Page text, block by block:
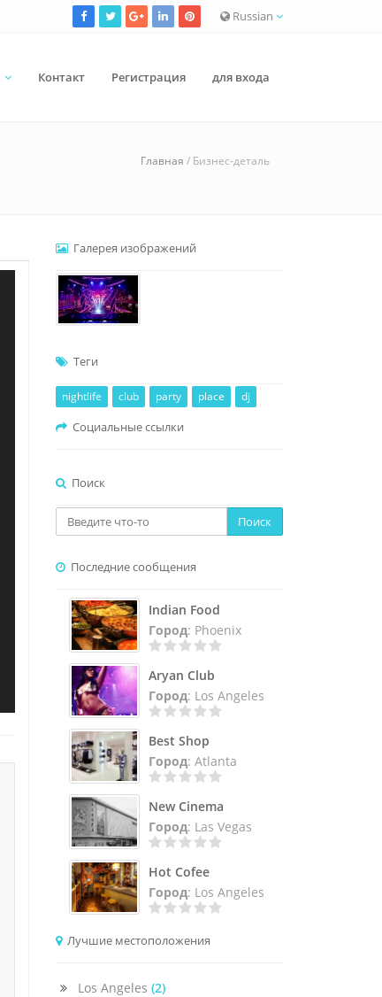
Russian
Контакт Регистрация для входа
Главная / Бизнес-деталь
Галерея изображений
Теги
nightlife club party place dj
Социальные ссылки
Поиск
Поиск
Последние сообщения
Indian Food
Город: Phoenix
Aryan Club
Город: Los Angeles
Best Shop
Город: Atlanta
New Cinema
Город: Las Vegas
Hot Cofee
Город: Los Angeles
Лучшие местоположения
Los Angeles (2)